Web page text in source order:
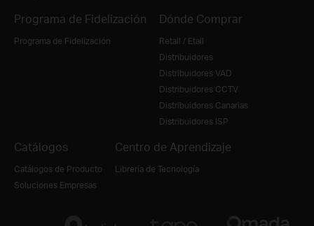
Programa de Fidelización
Programa de Fidelización
Dónde Comprar
Retail / Etail
Distribuidores
Distribuidores VAD
Distribuidores CCTV
Distribuidores Canarias
Distribuidores ISP
Catálogos
Catálogos de Producto
Soluciones Empresas
Centro de Aprendizaje
Librería de Tecnología